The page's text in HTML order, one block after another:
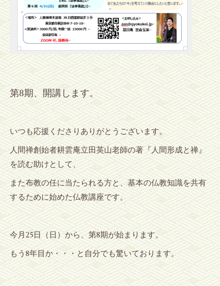
第8期、開講します。
いつも応援くださりありがとうございます。
人間禅創始者耕雲庵立田英山老師の著『人間形成と禅』
を読む助けとして、
また布教の任に当たられる方と、基本の仏教知識を共有
するために始めた仏教講座です。
今月25日（日）から、第8期が始まります。
もう8年目か・・・と自分でも驚いております。